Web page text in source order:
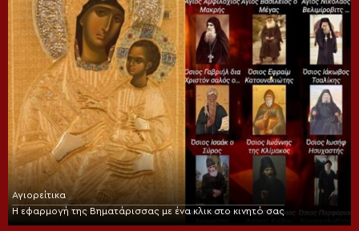
Αγιορείτικα
Η εφαρμογή της Βηματάρισσας με ένα κλικ στο κινητό σας